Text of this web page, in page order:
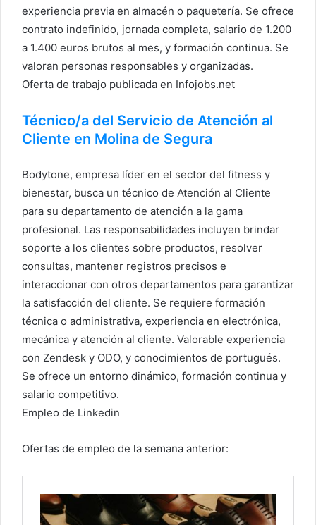
experiencia previa en almacén o paquetería. Se ofrece
contrato indefinido, jornada completa, salario de 1.200
a 1.400 euros brutos al mes, y formación continua. Se
valoran personas responsables y organizadas.
Oferta de trabajo publicada en Infojobs.net
Técnico/a del Servicio de Atención al
Cliente en Molina de Segura
Bodytone, empresa líder en el sector del fitness y
bienestar, busca un técnico de Atención al Cliente
para su departamento de atención a la gama
profesional. Las responsabilidades incluyen brindar
soporte a los clientes sobre productos, resolver
consultas, mantener registros precisos e
interaccionar con otros departamentos para garantizar
la satisfacción del cliente. Se requiere formación
técnica o administrativa, experiencia en electrónica,
mecánica y atención al cliente. Valorable experiencia
con Zendesk y ODO, y conocimientos de portugués.
Se ofrece un entorno dinámico, formación continua y
salario competitivo.
Empleo de Linkedin
Ofertas de empleo de la semana anterior: